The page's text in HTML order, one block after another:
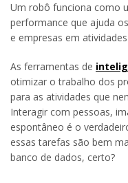
Um robô funciona como
performance que ajuda
e empresas em
As ferramentas de
otimizar o trabalho dos
para as atividades que
Interagir com pessoas,
espontâneo é o
essas tarefas são bem
banco de dados, certo?